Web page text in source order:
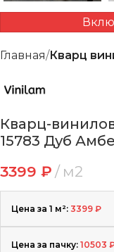
Главная Кварц
Кварц-
15783 Дуб
3399 ₽ м2
Цена за 1 м²: 3399 ₽
Цена за пачку: 10503